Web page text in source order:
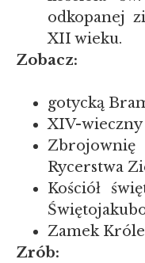
odkopanej
XII wieku.
Zobacz:
gotycką
XIV-wieczny
Rycerstwa
Kościół
Zamek
Zrób: